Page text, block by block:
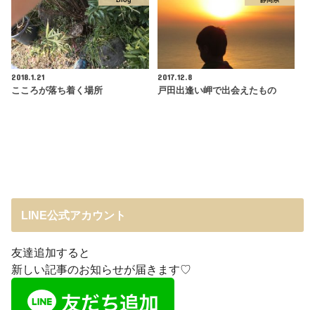
2018.1.21
こころが落ち着く場所
2017.12.8
戸田出逢い岬で出会えたもの
LINE公式アカウント
友達追加すると
新しい記事のお知らせが届きます♡